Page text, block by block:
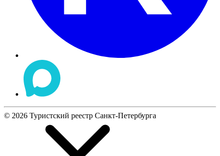
© 2026 Туристский реестр Санкт-Петербурга